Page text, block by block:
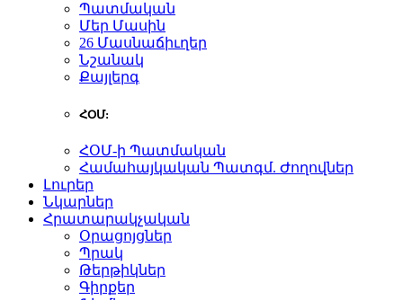
Պատմական
Մեր Մասին
26 Մասնաճիւղեր
Նշանակ
Քայլերգ
ՀՕՄ:
ՀՕՄ-ի Պատմական
Համահայկական Պատգմ. Ժողովներ
Լուրեր
Նկարներ
Հրատարակչական
Օրացոյցներ
Պրակ
Թերթիկներ
Գիրքեր